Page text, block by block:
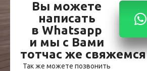
Вы можете
написать
в Whatsapp
и мы с Вами
тотчас же свяжемся
Так же можете позвонить